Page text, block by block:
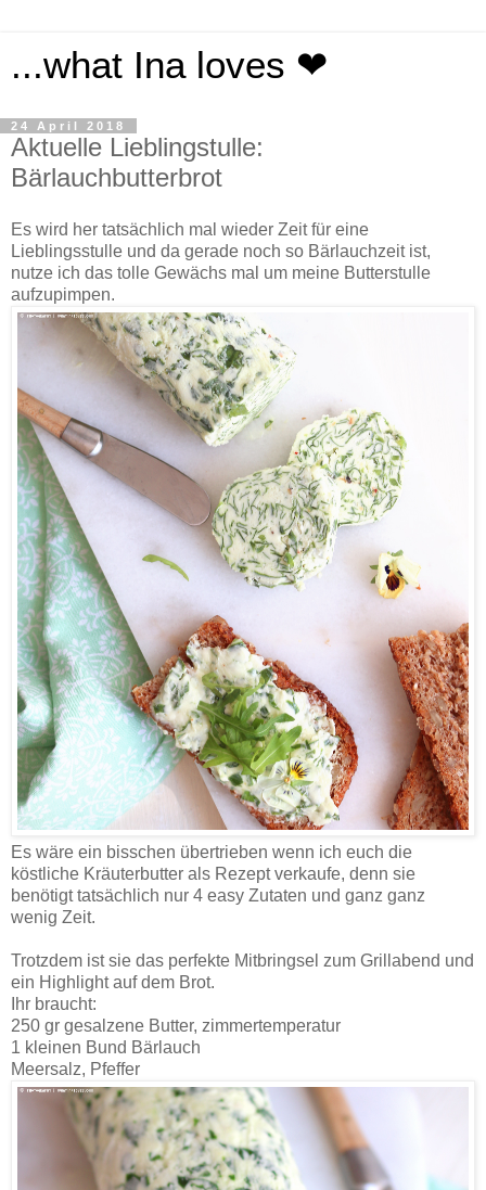
...what Ina loves ❤
24 April 2018
Aktuelle Lieblingstulle:
Bärlauchbutterbrot
Es wird her tatsächlich mal wieder Zeit für eine
Lieblingsstulle und da gerade noch so Bärlauchzeit ist,
nutze ich das tolle Gewächs mal um meine Butterstulle
aufzupimpen.
Es wäre ein bisschen übertrieben wenn ich euch die
köstliche Kräuterbutter als Rezept verkaufe, denn sie
benötigt tatsächlich nur 4 easy Zutaten und ganz ganz
wenig Zeit.
Trotzdem ist sie das perfekte Mitbringsel zum Grillabend und
ein Highlight auf dem Brot.
Ihr braucht:
250 gr gesalzene Butter, zimmertemperatur
1 kleinen Bund Bärlauch
Meersalz, Pfeffer